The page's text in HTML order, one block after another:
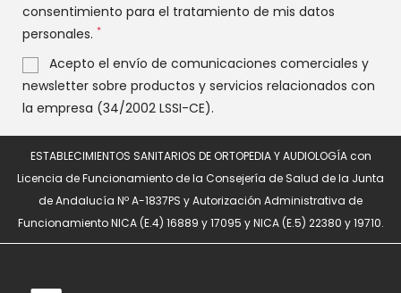
consentimiento para el tratamiento de mis datos
personales. *
Acepto el envío de comunicaciones comerciales y
newsletter sobre productos y servicios relacionados con
la empresa (34/2002 LSSI-CE).
ESTABLECIMIENTOS SANITARIOS DE ORTOPEDIA Y AUDIOLOGÍA con
Licencia de Funcionamiento de la Consejería de Salud de la Junta
de Andalucía Nº A-1837PS y Autorización Administrativa de
Funcionamiento NICA (E.4) 16889 y 17095 y NICA (E.5) 22380 y 19710.